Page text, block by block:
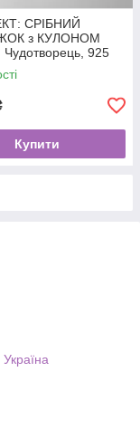
СРІБНИЙ
з КУЛОНОМ
925
11.5 г + 3.9
Купити